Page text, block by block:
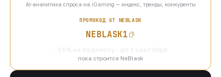
AI-аналитика спроса на iGaming — индекс, тренды, конкуренты
ПРОМОКОД ОТ NEBLASK
NEBLASK1
пока строится NeBlask